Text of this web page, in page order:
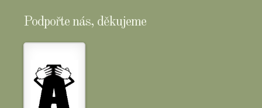
Podpořte nás, děkujeme